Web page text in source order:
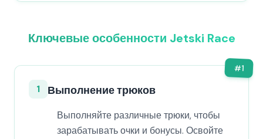
Ключевые особенности Jetski Race
#1
1 Выполнение трюков
Выполняйте различные трюки, чтобы
зарабатывать очки и бонусы. Освойте